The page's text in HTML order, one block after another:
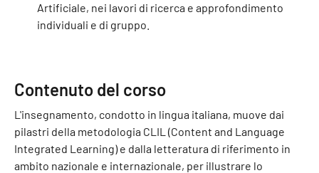
Artificiale, nei lavori di ricerca e approfondimento
individuali e di gruppo.
Contenuto del corso
L'insegnamento, condotto in lingua italiana, muove dai
pilastri della metodologia CLIL (Content and Language
Integrated Learning) e dalla letteratura di riferimento in
ambito nazionale e internazionale, per illustrare lo